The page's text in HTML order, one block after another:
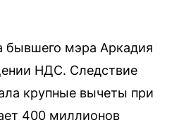
бывшего мэра Аркадия
НДС. Следствие
крупные вычеты при
400 миллионов